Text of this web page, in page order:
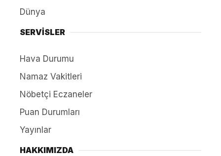
Dünya
SERVİSLER
Hava Durumu
Namaz Vakitleri
Nöbetçi Eczaneler
Puan Durumları
Yayınlar
HAKKIMIZDA